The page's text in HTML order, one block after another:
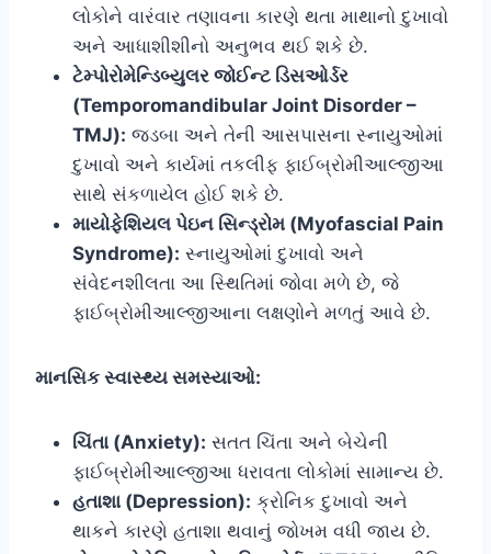
લોકોને વારંવાર તણાવના કારણે થતા માથાનો દુખાવો
અને આધાશીશીનો અનુભવ થઈ શકે છે.
ટેમ્પોરોમેન્ડિબ્યુલર જોઈન્ટ ડિસઓર્ડર
(Temporomandibular Joint Disorder –
TMJ): જડબા અને તેની આસપાસના સ્નાયુઓમાં
દુખાવો અને કાર્યમાં તકલીફ ફાઈબ્રોમીઆલ્જીઆ
સાથે સંકળાયેલ હોઈ શકે છે.
માયોફેશિયલ પેઇન સિન્ડ્રોમ (Myofascial Pain
Syndrome): સ્નાયુઓમાં દુખાવો અને
સંવેદનશીલતા આ સ્થિતિમાં જોવા મળે છે, જે
ફાઈબ્રોમીઆલ્જીઆના લક્ષણોને મળતું આવે છે.
માનસિક સ્વાસ્થ્ય સમસ્યાઓ:
ચિંતા (Anxiety): સતત ચિંતા અને બેચેની
ફાઈબ્રોમીઆલ્જીઆ ધરાવતા લોકોમાં સામાન્ય છે.
હતાશા (Depression): ક્રોનિક દુખાવો અને
થાકને કારણે હતાશા થવાનું જોખમ વધી જાય છે.